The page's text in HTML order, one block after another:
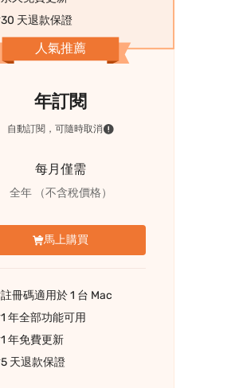
30 天退款保證
人氣推薦
年訂閱
自動訂閱，可隨時取消
每月僅需
全年 （不含稅價格）
馬上購買
註冊碼適用於 1 台 Mac
1 年全部功能可用
1 年免費更新
5 天退款保證